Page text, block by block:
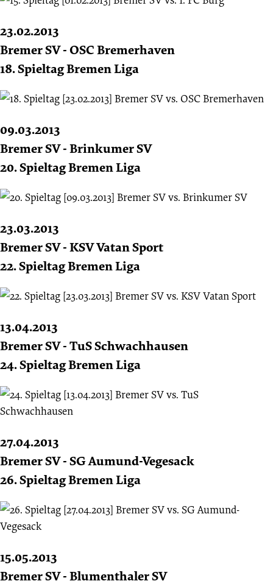
23.02.2013
Bremer SV - OSC Bremerhaven
18. Spieltag Bremen Liga
09.03.2013
Bremer SV - Brinkumer SV
20. Spieltag Bremen Liga
23.03.2013
Bremer SV - KSV Vatan Sport
22. Spieltag Bremen Liga
13.04.2013
Bremer SV - TuS Schwachhausen
24. Spieltag Bremen Liga
27.04.2013
Bremer SV - SG Aumund-Vegesack
26. Spieltag Bremen Liga
15.05.2013
Bremer SV - Blumenthaler SV